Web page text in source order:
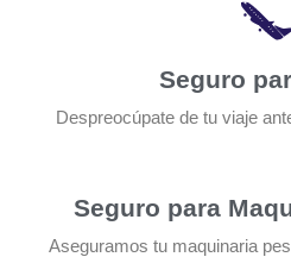
Seguro
Despreocúpate de tu viaje
Seguro para
Aseguramos tu maquinaria